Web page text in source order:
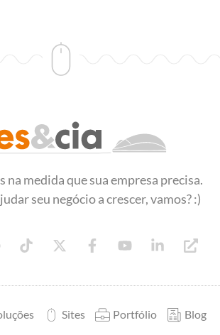
na medida que sua empresa precisa.
seu negócio a crescer, vamos? :)
Sites Portfólio Blog